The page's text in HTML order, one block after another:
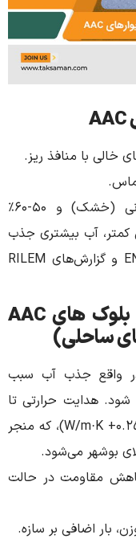
حدود ۲۵-۴۵% وزنی (خشک) و ۵۰-۶۰%
بیشتری جذب
می‌کنند. (طبق استاندارد EN 772‑11 و گزارش‌های RILEM
هایAAC
آب سبب
حرارتی تا
دو برابر افزایش یافته (از ۰.۱۲ به ۰.۲۵+ W/m·K)، که منجر
می‌شود.
در حالت